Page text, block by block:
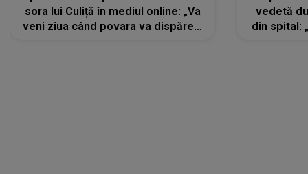
sora lui Culiță în mediul online: „Va
veni ziua când povara va dispărea,
vedetă
din spital: